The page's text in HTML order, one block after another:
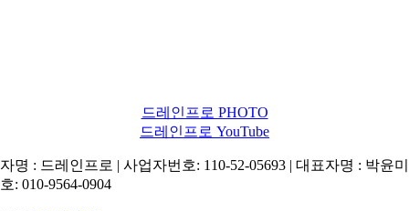
드레인프로 PHOTO
드레인프로 YouTube
명 : 드레인프로 | 사업자번호: 110-52-05693 | 대표자명 : 박윤
: 010-9564-0904